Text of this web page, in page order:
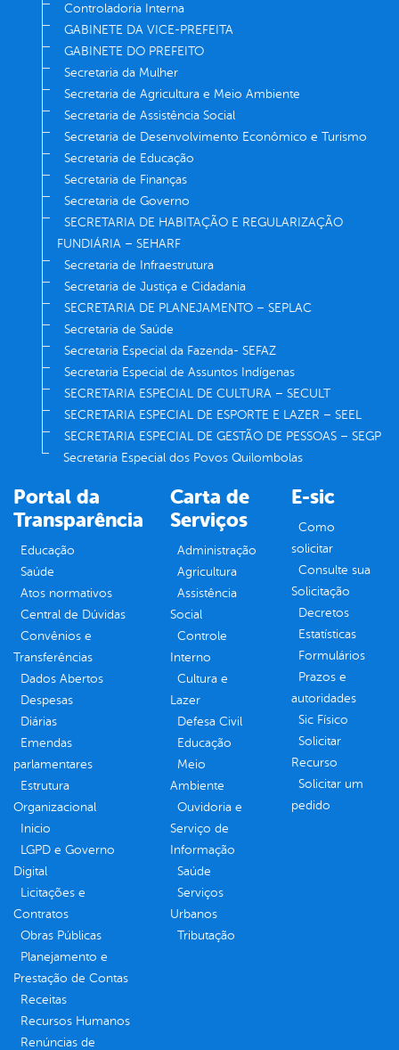
Controladoria Interna
GABINETE DA VICE-PREFEITA
GABINETE DO PREFEITO
Secretaria da Mulher
Secretaria de Agricultura e Meio Ambiente
Secretaria de Assistência Social
Secretaria de Desenvolvimento Econômico e Turismo
Secretaria de Educação
Secretaria de Finanças
Secretaria de Governo
SECRETARIA DE HABITAÇÃO E REGULARIZAÇÃO
FUNDIÁRIA – SEHARF
Secretaria de Infraestrutura
Secretaria de Justiça e Cidadania
SECRETARIA DE PLANEJAMENTO – SEPLAC
Secretaria de Saúde
Secretaria Especial da Fazenda- SEFAZ
Secretaria Especial de Assuntos Indígenas
SECRETARIA ESPECIAL DE CULTURA – SECULT
SECRETARIA ESPECIAL DE ESPORTE E LAZER – SEEL
SECRETARIA ESPECIAL DE GESTÃO DE PESSOAS – SEGP
Secretaria Especial dos Povos Quilombolas
Portal da
Transparência
Educação
Saúde
Atos normativos
Central de Dúvidas
Convênios e
Transferências
Dados Abertos
Despesas
Diárias
Emendas
parlamentares
Estrutura
Organizacional
Inicio
LGPD e Governo
Digital
Licitações e
Contratos
Obras Públicas
Planejamento e
Prestação de Contas
Receitas
Recursos Humanos
Renúncias de
Carta de
Serviços
Administração
Agricultura
Assistência
Social
Controle
Interno
Cultura e
Lazer
Defesa Civil
Educação
Meio
Ambiente
Ouvidoria e
Serviço de
Informação
Saúde
Serviços
Urbanos
Tributação
E-sic
Como
solicitar
Consulte sua
Solicitação
Decretos
Estatísticas
Formulários
Prazos e
autoridades
Sic Físico
Solicitar
Recurso
Solicitar um
pedido